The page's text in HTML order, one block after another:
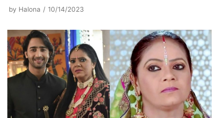
by Halona 10/14/2023